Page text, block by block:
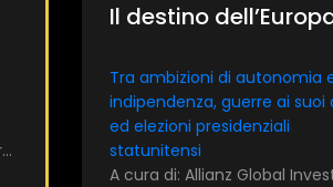
Serie: Verso SdR2024 | Diari di bordo
Il destino
Tra ambizioni di autonomia
indipendenza, guerre ai suoi
ed elezioni presidenziali
statunitensi
A cura di: Allianz Global